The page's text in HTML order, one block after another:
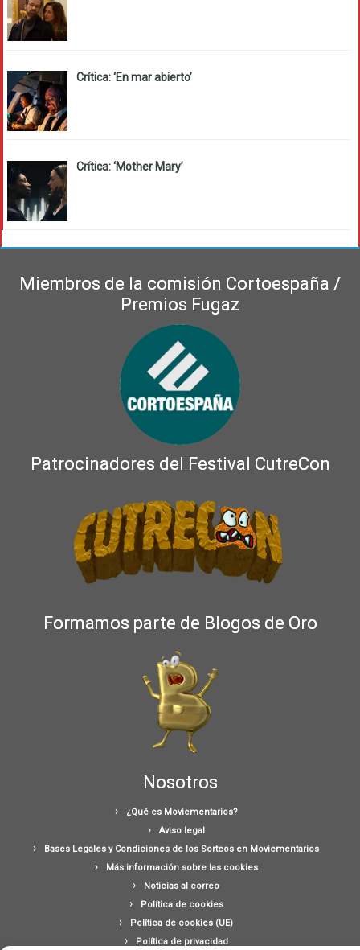
Crítica: ‘En mar abierto’
Crítica: ‘Mother Mary’
Miembros de la comisión Cortoespaña /
Premios Fugaz
Patrocinadores del Festival CutreCon
Formamos parte de Blogos de Oro
Nosotros
¿Qué es Moviementarios?
Aviso legal
Bases Legales y Condiciones de los Sorteos en Moviementarios
Más información sobre las cookies
Noticias al correo
Política de cookies
Política de cookies (UE)
Política de privacidad